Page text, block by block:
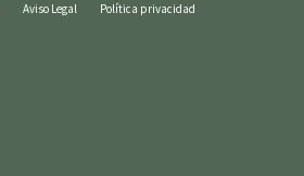
Aviso Legal Política privacidad